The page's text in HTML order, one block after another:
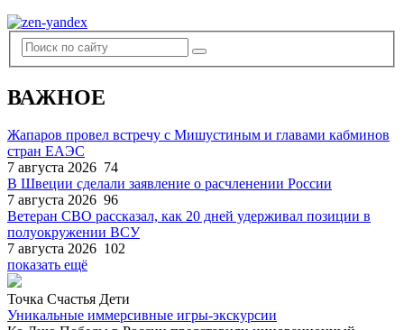
ВАЖНОЕ
Жапаров провел встречу с Мишустиным и главами кабминов
стран ЕАЭС
7 августа 2026 74
В Швеции сделали заявление о расчленении России
7 августа 2026 96
Ветеран СВО рассказал, как 20 дней удерживал позиции в
полуокружении ВСУ
7 августа 2026 102
показать ещё
Точка Счастья Дети
Уникальные иммерсивные игры-экскурсии